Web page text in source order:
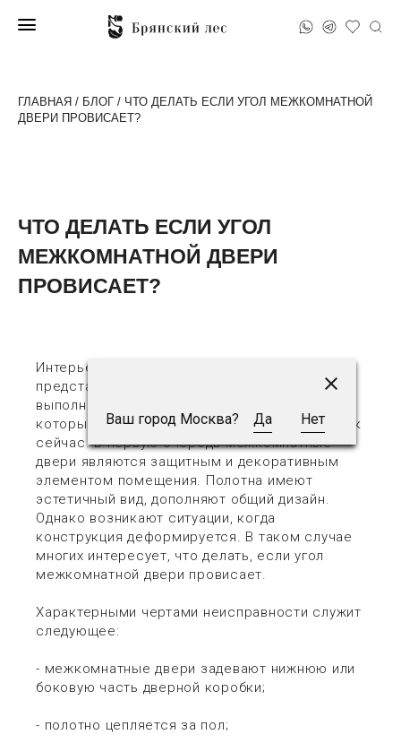
Ваш город Москва? Да Нет
ГЛАВНАЯ / БЛОГ / ЧТО ДЕЛАТЬ ЕСЛИ УГОЛ МЕЖКОМНАТНОЙ
ДВЕРИ ПРОВИСАЕТ?
ЧТО ДЕЛАТЬ ЕСЛИ УГОЛ
МЕЖКОМНАТНОЙ ДВЕРИ
ПРОВИСАЕТ?
Интерьер любого дома невозможно
представить без межкомнатных дверей. Они
выполняют различные важные функции, без
которых жизнь была бы не так комфортна, как
сейчас. В первую очередь межкомнатные
двери являются защитным и декоративным
элементом помещения. Полотна имеют
эстетичный вид, дополняют общий дизайн.
Однако возникают ситуации, когда
конструкция деформируется. В таком случае
многих интересует, что делать, если угол
межкомнатной двери провисает.
Характерными чертами неисправности служит
следующее:
- межкомнатные двери задевают нижнюю или
боковую часть дверной коробки;
- полотно цепляется за пол;